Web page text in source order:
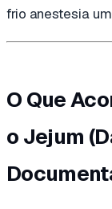
frio anestesia
O Que
o Jejum